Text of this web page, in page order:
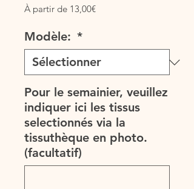
À partir de 13,00€Prix
Modèle: *
Pour le semainier, veuillez
indiquer ici les tissus
selectionnés via la
tissuthèque en photo.
(facultatif)